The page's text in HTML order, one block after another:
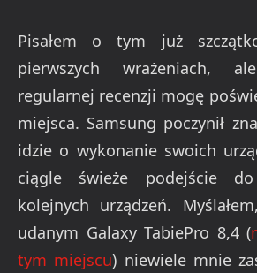
Pisałem o tym już
pierwszych wrażeniach,
regularnej recenzji mogę
miejsca. Samsung poczynił
idzie o wykonanie swoich
ciągle świeże podejście
kolejnych urządzeń.
udanym Galaxy TabiePro 8,4 (
tym miejscu) niewiele mnie